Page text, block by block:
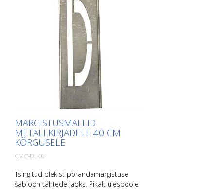
MÄRGISTUSMALLID
METALLKIRJADELE 40 CM
KÕRGUSELE
CMC-DL40
Tsingitud plekist põrandamärgistuse
šabloon tähtede jaoks. Pikalt ülespoole